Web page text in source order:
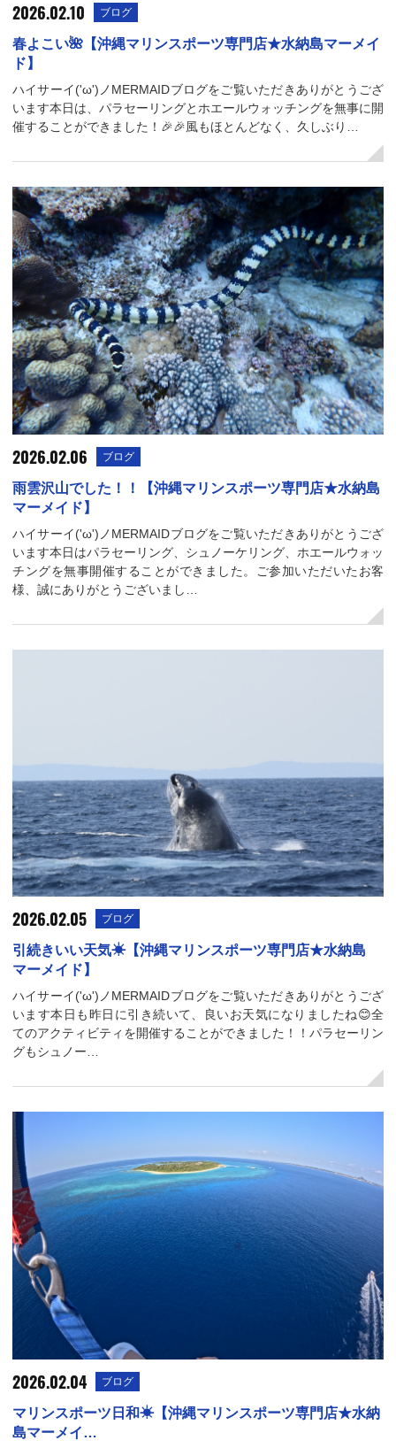
2026.02.10 ブログ
春よこい🌺【沖縄マリンスポーツ専門店★水納島マーメイ
ド】
ハイサーイ('ω')ノMERMAIDブログをご覧いただきありがとうござ
います本日は、パラセーリングとホエールウォッチングを無事に開
催することができました！🎉🎉風もほとんどなく、久しぶり…
2026.02.06 ブログ
雨雲沢山でした！！【沖縄マリンスポーツ専門店★水納島
マーメイド】
ハイサーイ('ω')ノMERMAIDブログをご覧いただきありがとうござ
います本日はパラセーリング、シュノーケリング、ホエールウォッ
チングを無事開催することができました。ご参加いただいたお客
様、誠にありがとうございまし…
2026.02.05 ブログ
引続きいい天気☀【沖縄マリンスポーツ専門店★水納島
マーメイド】
ハイサーイ('ω')ノMERMAIDブログをご覧いただきありがとうござ
います本日も昨日に引き続いて、良いお天気になりましたね😊全
てのアクティビティを開催することができました！！パラセーリン
グもシュノー…
2026.02.04 ブログ
マリンスポーツ日和☀【沖縄マリンスポーツ専門店★水納
島マーメイ…